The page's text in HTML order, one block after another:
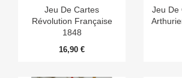
Jeu De Cartes
Révolution Française
1848
16,90 €
Jeu De